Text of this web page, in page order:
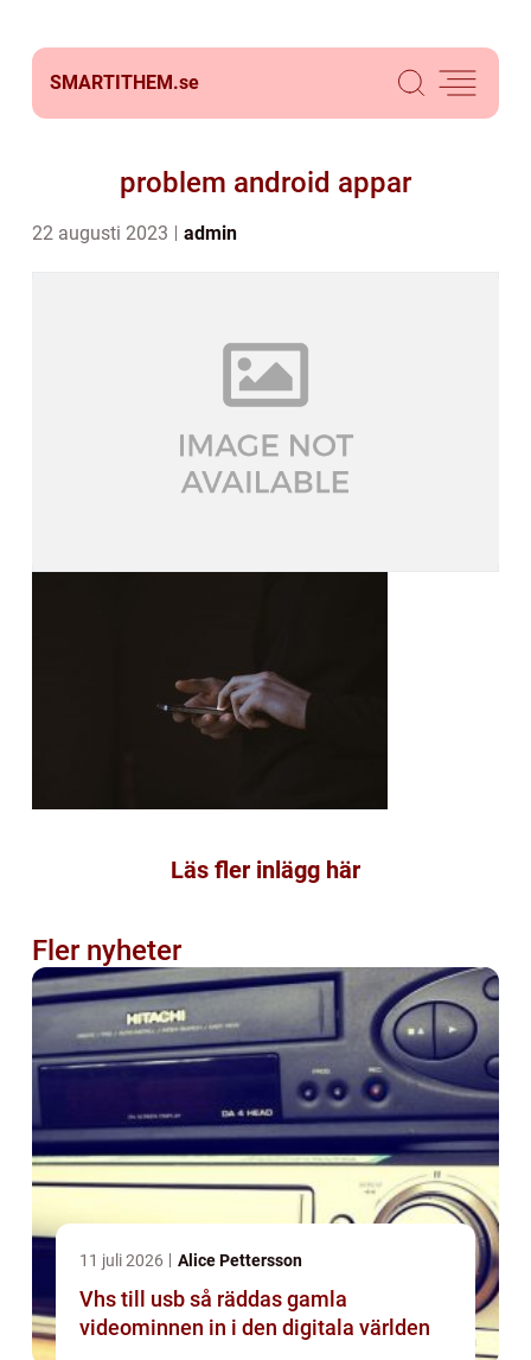
SMARTITHEM.se
problem android appar
22 augusti 2023 admin
Läs fler inlägg här
Fler nyheter
11 juli 2026 Alice Pettersson
Vhs till usb så räddas gamla
videominnen in i den digitala världen